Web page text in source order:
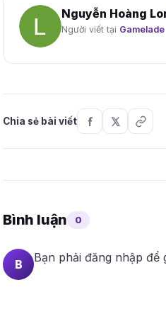
Nguyễn Hoàng
Người viết tại Gamelade
Chia sẻ bài viết
Bình luận 0
B Bạn phải đăng nhập để